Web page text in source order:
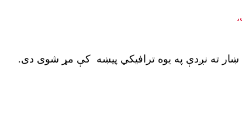
ښار ته نږدې په یوه ترافیکي پیښه کې مړ شوی دی.